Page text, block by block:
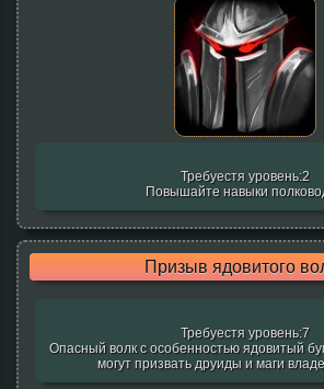
Требуестя уровень:2
Повышайте навыки
Призыв ядовитого
Требуестя уровень:7
Опасный волк с особенностью ядовитый
могут призвать друиды и маги